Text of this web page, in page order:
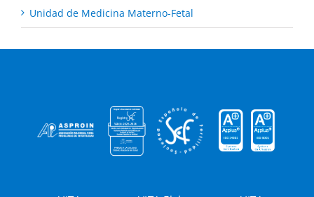
Unidad de Medicina Materno-Fetal